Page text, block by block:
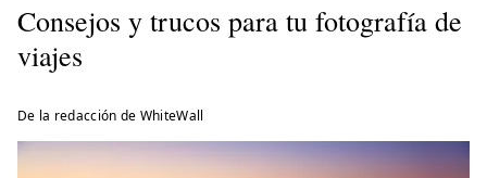
Consejos y trucos para tu fotografía de
viajes
De la redacción de WhiteWall